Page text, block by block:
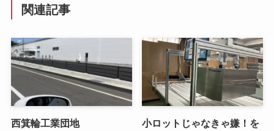
関連記事
西箕輪工業団地
小ロットじゃなきゃ嫌！を